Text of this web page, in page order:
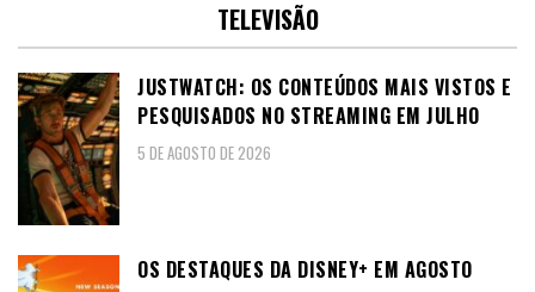
TELEVISÃO
JUSTWATCH: OS CONTEÚDOS MAIS VISTOS E
PESQUISADOS NO STREAMING EM JULHO
5 DE AGOSTO DE 2026
OS DESTAQUES DA DISNEY+ EM AGOSTO